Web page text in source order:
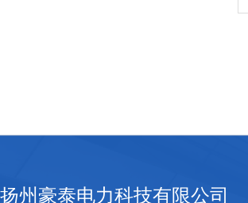
扬州豪泰电力科技有限公司